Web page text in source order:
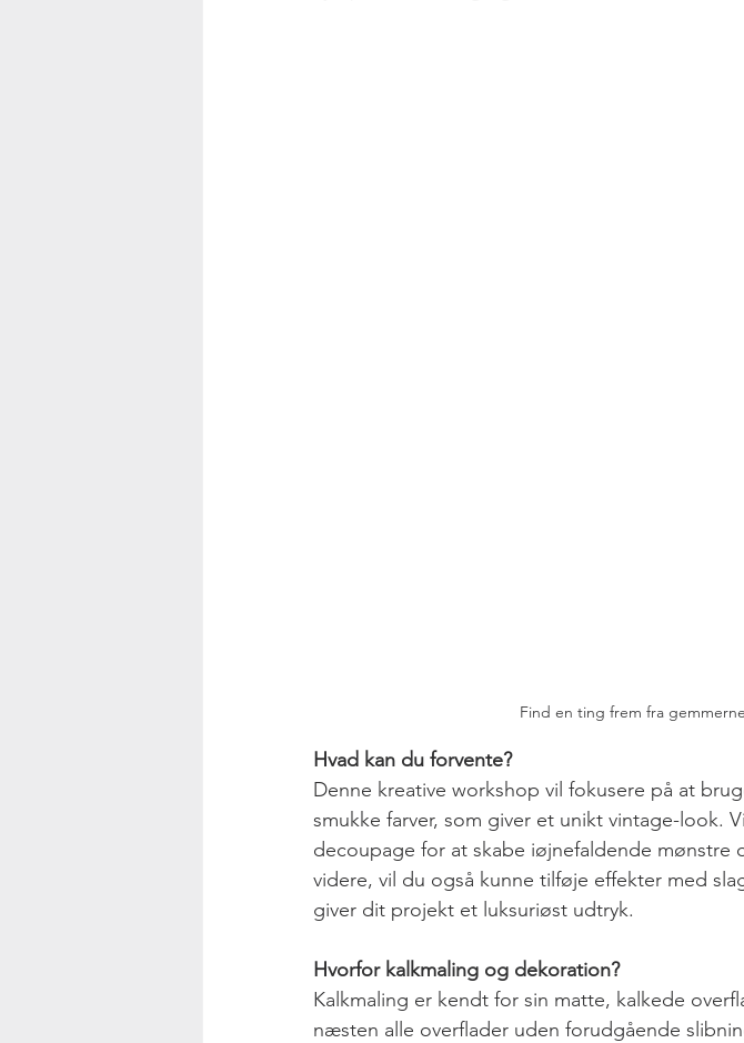
Find en ting frem fra
Hvad kan du forvente?
Denne kreative workshop vil fokusere på at
smukke farver, som giver et unikt vintage-look.
decoupage for at skabe iøjnefaldende mønstre
videre, vil du også kunne tilføje effekter med
giver dit projekt et luksuriøst udtryk.
Hvorfor kalkmaling og dekoration?
Kalkmaling er kendt for sin matte, kalkede
næsten alle overflader uden forudgående